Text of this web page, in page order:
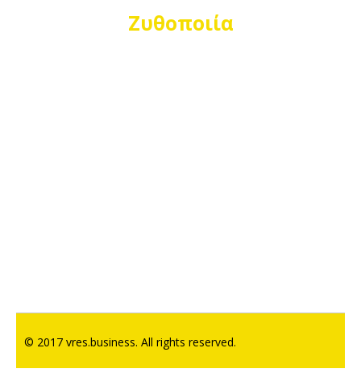
Ζυθοποιία
© 2017 vres.business. All rights reserved.